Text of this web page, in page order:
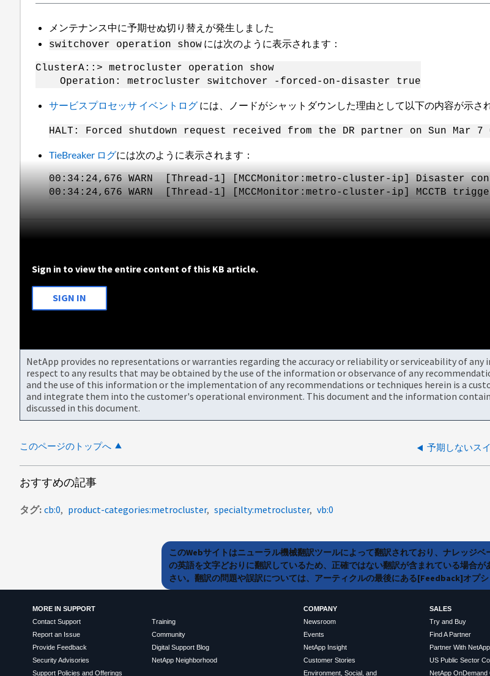
メンテナンス中に予期せぬ切り替えが発生しました
switchover operation show には次のように表示されます：
ClusterA::> metrocluster operation show
Operation: metrocluster switchover -forced-on-disaster true
サービスプロセッサ イベントログ には、ノードがシャットダウンした理由として以下の内容が示さ
HALT: Forced shutdown request received from the DR partner on Sun Mar 7
TieBreaker ログには次のように表示されます：
00:34:24,676 WARN [Thread-1] [MCCMonitor:metro-cluster-ip] Disaster
00:34:24,676 WARN [Thread-1] [MCCMonitor:metro-cluster-ip] MCCTB
Sign in to view the entire content of this KB article.
SIGN IN
NetApp provides no representations or warranties regarding the accuracy or reliability or serviceability of
respect to any results that may be obtained by the use of the information or observance of any
and the use of this information or the implementation of any recommendations or techniques herein is a
and integrate them into the customer's operational environment. This document and the information
discussed in this document.
このページのトップへ
おすすめの記事
タグ cb:0 product-categories:metrocluster specialty:metrocluster vb:0
このWebサイトはニューラル機械翻訳ツールによって翻訳されており、ナレッジ
の英語を文字どおりに翻訳しているため、正確ではない翻訳が含まれている場合
さい。翻訳の問題や誤訳については、アーティクルの最後にある[Feedback]オプシ
MORE IN SUPPORT
Contact Support
Report an Issue
Provide Feedback
Security Advisories
Support Policies and Offerings
Training
Community
Digital Support Blog
NetApp Neighborhood
COMPANY
Newsroom
Events
NetApp Insight
Customer Stories
Environment, Social, and
SALES
Try and Buy
Find A Partner
Partner With NetApp
US Public Sector
NetApp OnDemand